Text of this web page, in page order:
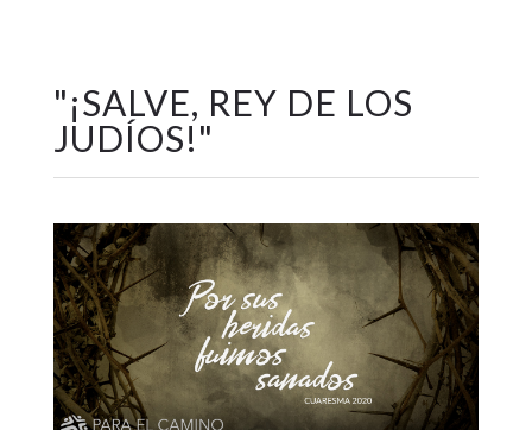
"¡SALVE, REY DE LOS
JUDÍOS!"